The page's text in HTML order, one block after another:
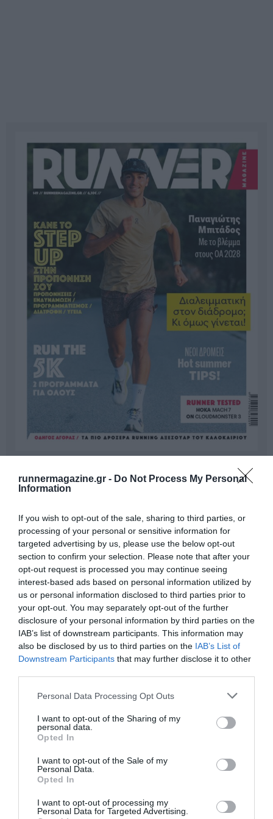
runnermagazine.gr - Do Not Process My Personal
Information
If you wish to opt-out of the sale, sharing to third parties, or
processing of your personal or sensitive information for
targeted advertising by us, please use the below opt-out
section to confirm your selection. Please note that after your
opt-out request is processed you may continue seeing
interest-based ads based on personal information utilized by
us or personal information disclosed to third parties prior to
your opt-out. You may separately opt-out of the further
disclosure of your personal information by third parties on the
IAB’s list of downstream participants. This information may
also be disclosed by us to third parties on the IAB’s List of
Downstream Participants that may further disclose it to other
Personal Data Processing Opt Outs
I want to opt-out of the Sharing of my
personal data.
Opted In
I want to opt-out of the Sale of my
Personal Data.
Opted In
I want to opt-out of processing my
Personal Data for Targeted Advertising.
Γίνε Συνδρομητής
Βρες το RUNNER!
Όλα τα Τεύχη